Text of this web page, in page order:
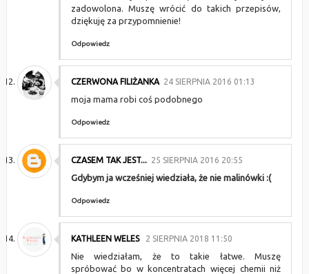
zadowolona. Muszę wrócić do takich przepisów,
dziękuję za przypomnienie!
Odpowiedz
CZERWONA FILIŻANKA 24 SIERPNIA 2016 01:13
moja mama robi coś podobnego
Odpowiedz
CZASEM TAK JEST... 25 SIERPNIA 2016 20:55
Gdybym ja wcześniej wiedziała, że nie malinówki :(
Odpowiedz
KATHLEEN WELES 2 SIERPNIA 2018 11:50
Nie wiedziałam, że to takie łatwe. Muszę
spróbować bo w koncentratach więcej chemii niż